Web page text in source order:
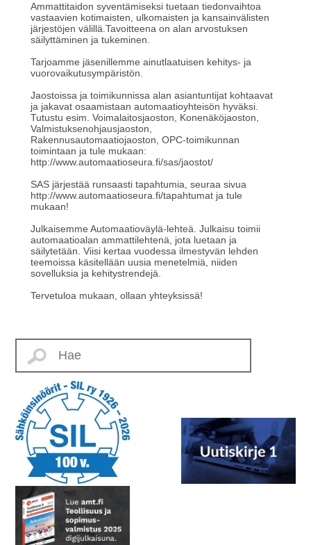
Ammattitaidon syventämiseksi tuetaan tiedonvaihtoa
vastaavien kotimaisten, ulkomaisten ja kansainvälisten
järjestöjen välillä.Tavoitteena on alan arvostuksen
säilyttäminen ja tukeminen.
Tarjoamme jäsenillemme ainutlaatuisen kehitys- ja
vuorovaikutusympäristön.
Jaostoissa ja toimikunnissa alan asiantuntijat kohtaavat
ja jakavat osaamistaan automaatioyhteisön hyväksi.
Tutustu esim. Voimalaitosjaoston, Konenäköjaoston,
Valmistuksenohjausjaoston,
Rakennusautomaatiojaoston, OPC-toimikunnan
toimintaan ja tule mukaan:
http://www.automaatioseura.fi/sas/jaostot/
SAS järjestää runsaasti tapahtumia, seuraa sivua
http://www.automaatioseura.fi/tapahtumat ja tule
mukaan!
Julkaisemme Automaatioväylä-lehteä. Julkaisu toimii
automaatioalan ammattilehtenä, jota luetaan ja
säilytetään. Viisi kertaa vuodessa ilmestyvän lehden
teemoissa käsitellään uusia menetelmiä, niiden
sovelluksia ja kehitystrendejä.
Tervetuloa mukaan, ollaan yhteyksissä!